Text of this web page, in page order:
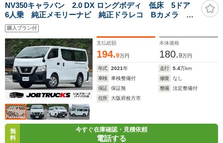
NV350キャラバン 2.0 DX ロングボディ 低床 5ドア
6人乗 純正メモリーナビ 純正ドラレコ Bカメラ
ETC エマージェンシーブレーキ フルセグ
Bluetooth CD キーレス 盗難防止 ESC ABS
PW パワステ
購入プラン付
支払総額
194.9万円
本体価格
180.9万円
年式 2021年 走行 5.4万km
車検
車検整備付 修復
なし
保証
保証無 整備
法定整備付
住所
大阪府枚方市
無
料
今すぐ在庫確認・見積依頼
電話する